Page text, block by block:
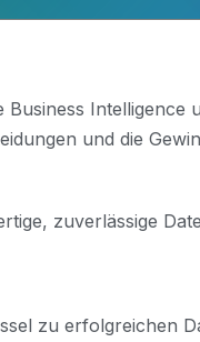
Intelligence
und die
zuverlässige
zu erfolgreichen